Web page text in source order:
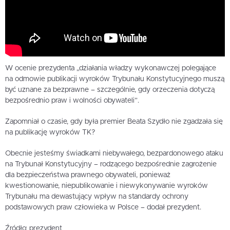
W ocenie prezydenta „działania władzy wykonawczej polegające
na odmowie publikacji wyroków Trybunału Konstytucyjnego muszą
być uznane za bezprawne – szczególnie, gdy orzeczenia dotyczą
bezpośrednio praw i wolności obywateli”.
Zapomniał o czasie, gdy była premier Beata Szydło nie zgadzała się
na publikację wyroków TK?
Obecnie jesteśmy świadkami niebywałego, bezpardonowego ataku
na Trybunał Konstytucyjny – rodzącego bezpośrednie zagrożenie
dla bezpieczeństwa prawnego obywateli, ponieważ
kwestionowanie, niepublikowanie i niewykonywanie wyroków
Trybunału ma dewastujący wpływ na standardy ochrony
podstawowych praw człowieka w Polsce – dodał prezydent.